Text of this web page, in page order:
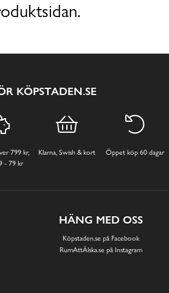
KÖPSTADEN.SE
799 kr,
- 79 kr
Klarna, Swish & kort Öppet köp 60 dagar
HÄNG MED OSS
Köpstaden.se på Facebook
RumAttÄlska.se på Instagram